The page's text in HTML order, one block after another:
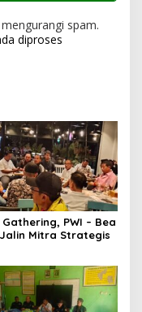
spam.
diproses
PWI – Bea
Mitra Strategis